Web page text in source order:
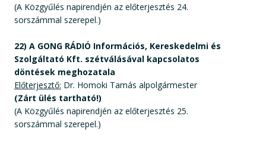
(A Közgyűlés napirendjén az előterjesztés 24.
sorszámmal szerepel.)
22) A GONG RÁDIÓ Információs, Kereskedelmi és
Szolgáltató Kft. szétválásával kapcsolatos
döntések meghozatala
Előterjesztő: Dr. Homoki Tamás alpolgármester
(Zárt ülés tartható!)
(A Közgyűlés napirendjén az előterjesztés 25.
sorszámmal szerepel.)